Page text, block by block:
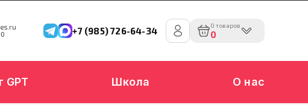
+7 (985) 726-64-34 0 товаров
0
GPT Школа О нас